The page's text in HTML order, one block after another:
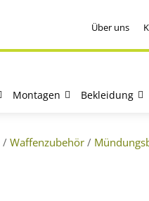
Über uns
Montagen Bekleidung
/Waffenzubehör /